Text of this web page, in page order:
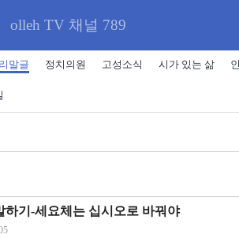
olleh TV 채널 789
말글 정치의원 고성소식 시가 있는 삶
하기-세요체는 십시오로 바꿔야